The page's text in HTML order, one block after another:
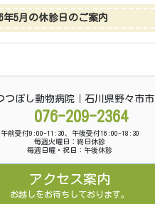
年5月の休診日のご案内
つぼし動物病院｜石川県野々市市
076-209-2364
午前受付9:00-11:30、午後受付16:00-18:30
毎週火曜日：終日休診
毎週日曜・祝日：午後休診
アクセス案内
お越しをお待ちしております。